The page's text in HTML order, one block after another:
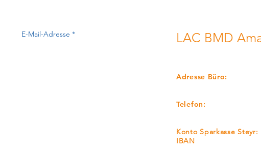
LAC BMD
Adresse Büro:
Telefon:
Konto Sparkasse Steyr:
IBAN